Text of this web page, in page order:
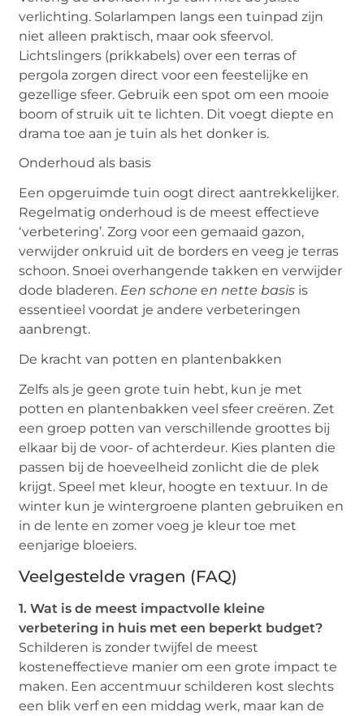
verlichting. Solarlampen langs een tuinpad zijn
niet alleen praktisch, maar ook sfeervol.
Lichtslingers (prikkabels) over een terras of
pergola zorgen direct voor een feestelijke en
gezellige sfeer. Gebruik een spot om een mooie
boom of struik uit te lichten. Dit voegt diepte en
drama toe aan je tuin als het donker is.
Onderhoud als basis
Een opgeruimde tuin oogt direct aantrekkelijker.
Regelmatig onderhoud is de meest effectieve
‘verbetering’. Zorg voor een gemaaid gazon,
verwijder onkruid uit de borders en veeg je terras
schoon. Snoei overhangende takken en verwijder
dode bladeren. Een schone en nette basis is
essentieel voordat je andere verbeteringen
aanbrengt.
De kracht van potten en plantenbakken
Zelfs als je geen grote tuin hebt, kun je met
potten en plantenbakken veel sfeer creëren. Zet
een groep potten van verschillende groottes bij
elkaar bij de voor- of achterdeur. Kies planten die
passen bij de hoeveelheid zonlicht die de plek
krijgt. Speel met kleur, hoogte en textuur. In de
winter kun je wintergroene planten gebruiken en
in de lente en zomer voeg je kleur toe met
eenjarige bloeiers.
Veelgestelde vragen (FAQ)
1. Wat is de meest impactvolle kleine
verbetering in huis met een beperkt budget?
Schilderen is zonder twijfel de meest
kosteneffectieve manier om een grote impact te
maken. Een accentmuur schilderen kost slechts
een blik verf en een middag werk, maar kan de